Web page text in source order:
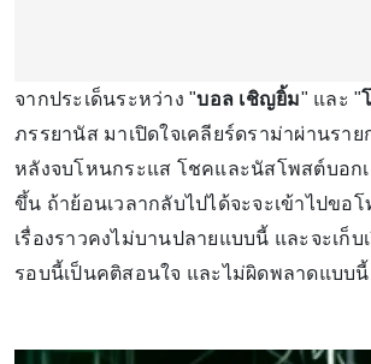
จากประเด็นระหว่าง "บอล เชิญยิ้ม" และ "
ภรรยานัส มาเปิดใจเคลียร์ดราม่าผ่านรา
หลังจบโหนกระแส โชคและนัสโพสต์บอกเ
ขึ้น ถ้าย้อนเวลากลับไปได้จะจะเข้าไปขอ
เรื่องราวคงไม่บานปลายแบบนี้ และจะเก็บ
รอบนี้เป็นคติสอนใจ และไม่ผิดพลาดแบบ